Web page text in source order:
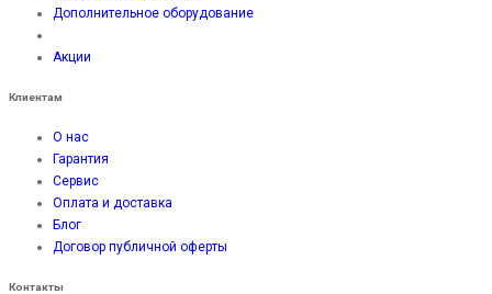
Дополнительное оборудование
Акции
Клиентам
О нас
Гарантия
Сервис
Оплата и доставка
Блог
Договор публичной оферты
Контакты